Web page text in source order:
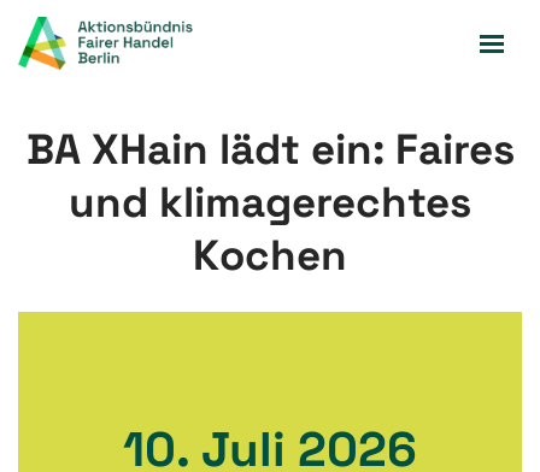
Zum
BA XHain lädt ein: Faires
und klimagerechtes
Kochen
10. Juli 2026